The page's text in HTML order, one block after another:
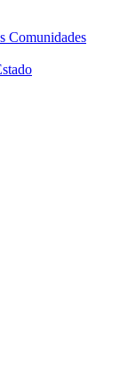
Comunidades